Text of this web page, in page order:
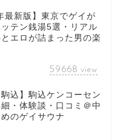
最新版】東京でゲイが
テン銭湯5選・リアル
エロが詰まった男の楽
59668 view
駒込】駒込ケンコーセン
・体験談・口コミ＠中
のゲイサウナ